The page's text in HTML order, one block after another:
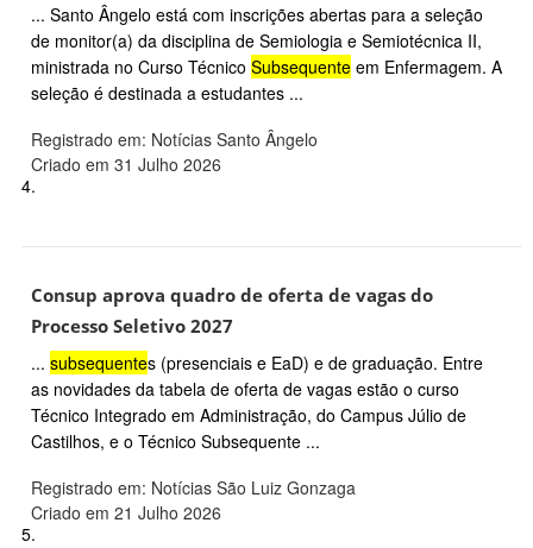
... Santo Ângelo está com inscrições abertas para a seleção
de monitor(a) da disciplina de Semiologia e Semiotécnica II,
ministrada no Curso Técnico Subsequente em Enfermagem. A
seleção é destinada a estudantes ...
Registrado em: Notícias Santo Ângelo
Criado em 31 Julho 2026
4.
Consup aprova quadro de oferta de vagas do
Processo Seletivo 2027
... subsequentes (presenciais e EaD) e de graduação. Entre
as novidades da tabela de oferta de vagas estão o curso
Técnico Integrado em Administração, do Campus Júlio de
Castilhos, e o Técnico Subsequente ...
Registrado em: Notícias São Luiz Gonzaga
Criado em 21 Julho 2026
5.